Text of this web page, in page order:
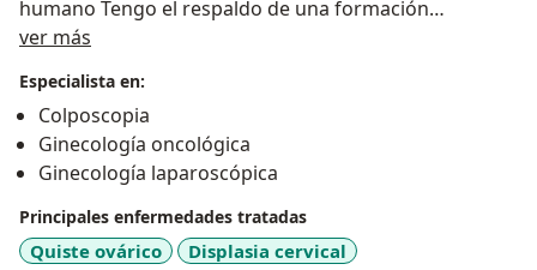
humano Tengo el respaldo de una formación
académica amplia lo que me permite realizar un
clínico, la realización de ayudas diagnósticas y el
manejo quirúrgico y seguimiento.
ver más
Especialista en:
Colposcopia
Ginecología oncológica
Ginecología laparoscópica
Principales enfermedades tratadas
Quiste ovárico
Displasia cervical